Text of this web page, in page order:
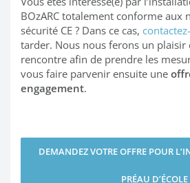
BOzARC totalement conforme aux
sécurité CE ? Dans ce cas,
tarder. Nous nous ferons un plaisir
rencontre afin de prendre les
vous faire parvenir ensuite une
engagement.
DEMANDEZ VOTRE OFFRE POUR
PRÉAU D’ÉCOLE